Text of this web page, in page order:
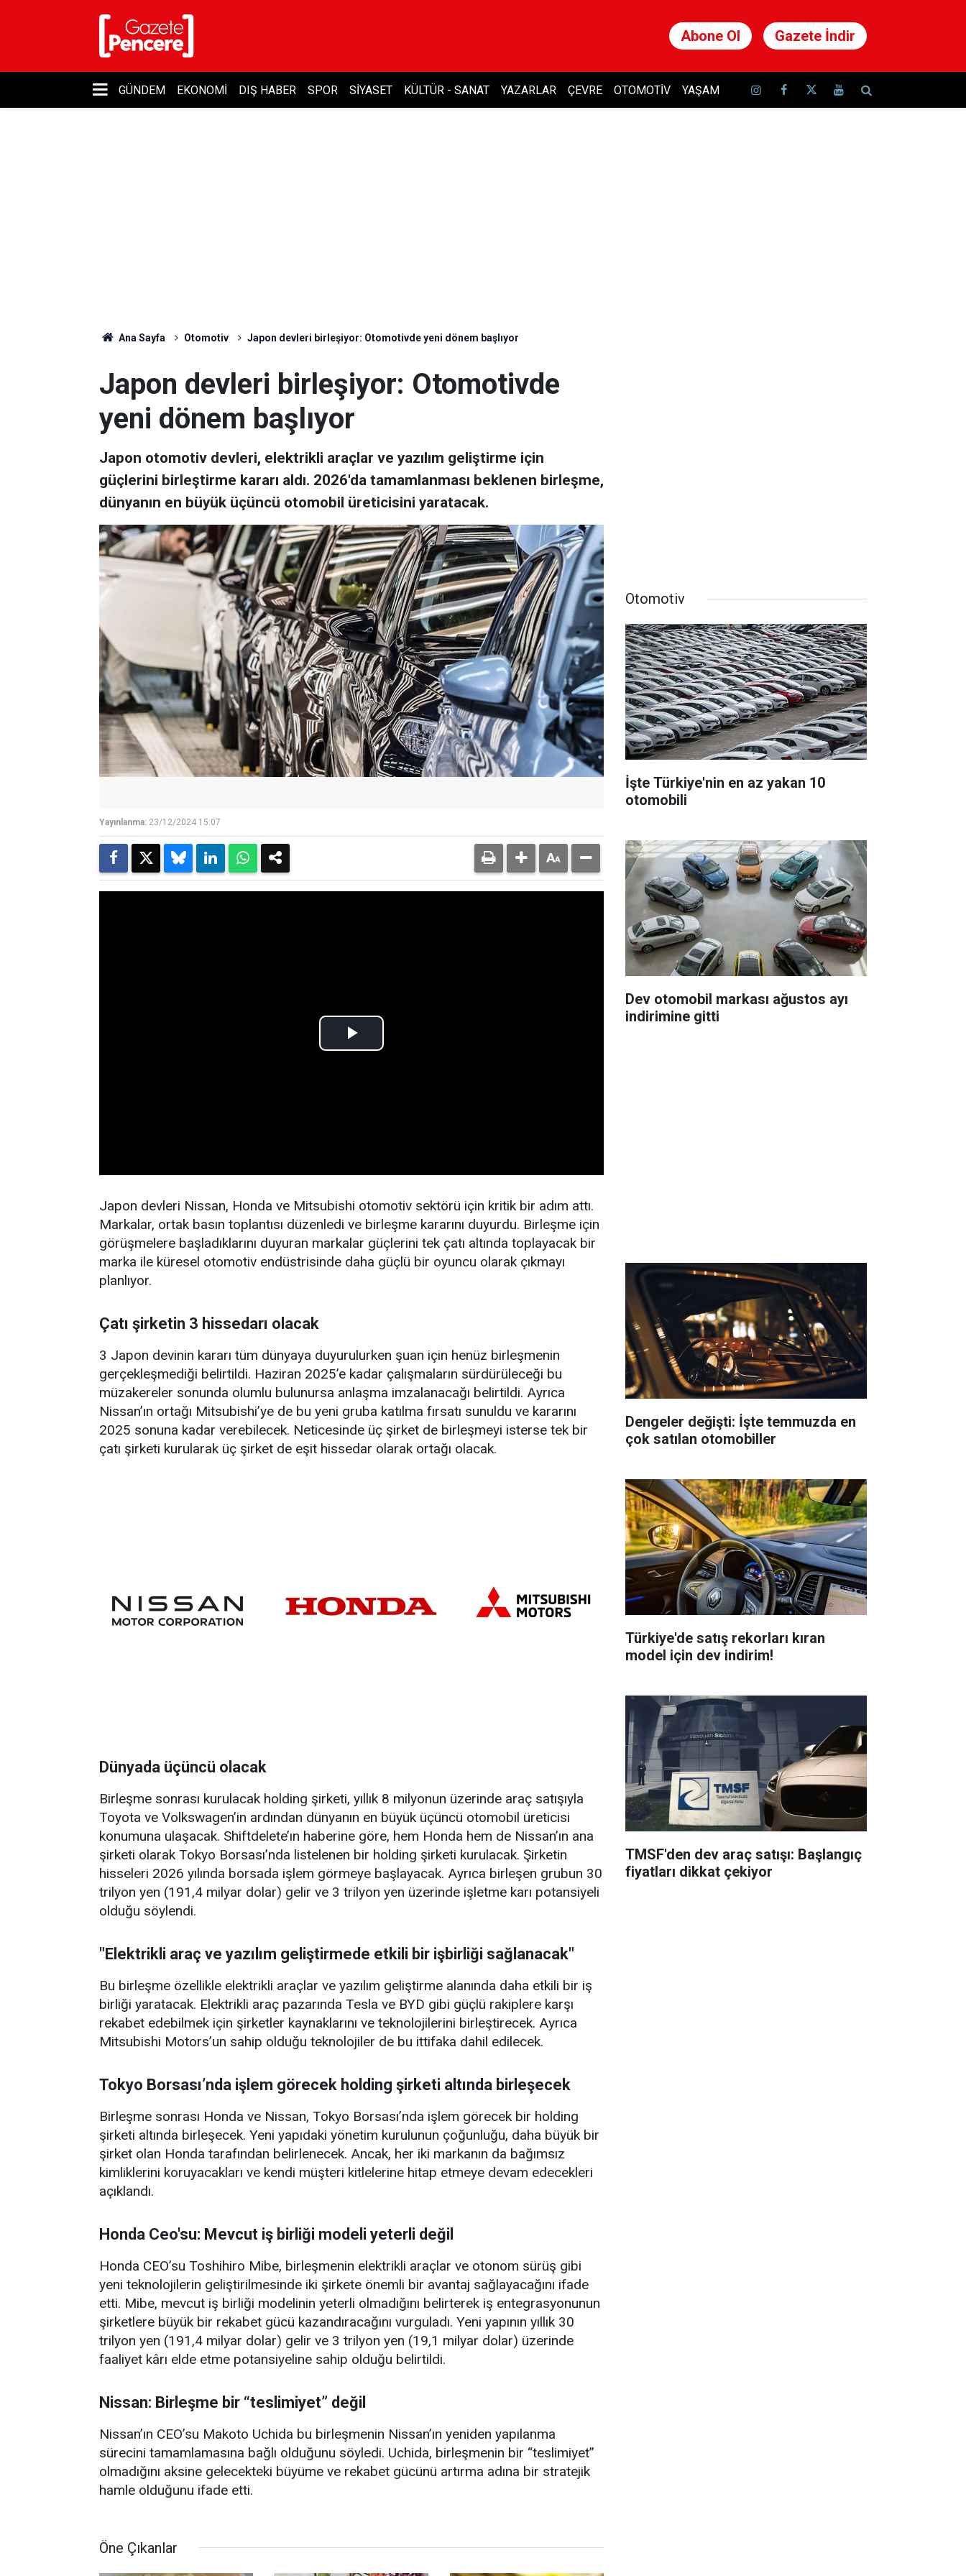
Abone Ol Gazete İndir
GÜNDEM EKONOMI DIŞ HABER SPOR SIYASET KÜLTÜR - SANAT YAZARLAR ÇEVRE OTOMOTIV YAŞAM
Ana Sayfa Otomotiv Japon devleri birleşiyor: Otomotivde yeni dönem başlıyor
Japon devleri birleşiyor: Otomotivde
yeni dönem başlıyor
Japon otomotiv devleri, elektrikli araçlar ve yazılım geliştirme için
güçlerini birleştirme kararı aldı. 2026'da tamamlanması beklenen birleşme,
dünyanın en büyük üçüncü otomobil üreticisini yaratacak.
Yayınlanma: 23/12/2024 15:07
Japon devleri Nissan, Honda ve Mitsubishi otomotiv sektörü için kritik bir adım attı.
Markalar, ortak basın toplantısı düzenledi ve birleşme kararını duyurdu. Birleşme için
görüşmelere başladıklarını duyuran markalar güçlerini tek çatı altında toplayacak bir
marka ile küresel otomotiv endüstrisinde daha güçlü bir oyuncu olarak çıkmayı
planlıyor.
Çatı şirketin 3 hissedarı olacak
3 Japon devinin kararı tüm dünyaya duyurulurken şuan için henüz birleşmenin
gerçekleşmediği belirtildi. Haziran 2025’e kadar çalışmaların sürdürüleceği bu
müzakereler sonunda olumlu bulunursa anlaşma imzalanacağı belirtildi. Ayrıca
Nissan’ın ortağı Mitsubishi’ye de bu yeni gruba katılma fırsatı sunuldu ve kararını
2025 sonuna kadar verebilecek. Neticesinde üç şirket de birleşmeyi isterse tek bir
çatı şirketi kurularak üç şirket de eşit hissedar olarak ortağı olacak.
Dünyada üçüncü olacak
Birleşme sonrası kurulacak holding şirketi, yıllık 8 milyonun üzerinde araç satışıyla
Toyota ve Volkswagen’in ardından dünyanın en büyük üçüncü otomobil üreticisi
konumuna ulaşacak. Shiftdelete’ın haberine göre, hem Honda hem de Nissan’ın ana
şirketi olarak Tokyo Borsası’nda listelenen bir holding şirketi kurulacak. Şirketin
hisseleri 2026 yılında borsada işlem görmeye başlayacak. Ayrıca birleşen grubun 30
trilyon yen (191,4 milyar dolar) gelir ve 3 trilyon yen üzerinde işletme karı potansiyeli
olduğu söylendi.
"Elektrikli araç ve yazılım geliştirmede etkili bir işbirliği sağlanacak"
Bu birleşme özellikle elektrikli araçlar ve yazılım geliştirme alanında daha etkili bir iş
birliği yaratacak. Elektrikli araç pazarında Tesla ve BYD gibi güçlü rakiplere karşı
rekabet edebilmek için şirketler kaynaklarını ve teknolojilerini birleştirecek. Ayrıca
Mitsubishi Motors’un sahip olduğu teknolojiler de bu ittifaka dahil edilecek.
Tokyo Borsası’nda işlem görecek holding şirketi altında birleşecek
Birleşme sonrası Honda ve Nissan, Tokyo Borsası’nda işlem görecek bir holding
şirketi altında birleşecek. Yeni yapıdaki yönetim kurulunun çoğunluğu, daha büyük bir
şirket olan Honda tarafından belirlenecek. Ancak, her iki markanın da bağımsız
kimliklerini koruyacakları ve kendi müşteri kitlelerine hitap etmeye devam edecekleri
açıklandı.
Honda Ceo'su: Mevcut iş birliği modeli yeterli değil
Honda CEO’su Toshihiro Mibe, birleşmenin elektrikli araçlar ve otonom sürüş gibi
yeni teknolojilerin geliştirilmesinde iki şirkete önemli bir avantaj sağlayacağını ifade
etti. Mibe, mevcut iş birliği modelinin yeterli olmadığını belirterek iş entegrasyonunun
şirketlere büyük bir rekabet gücü kazandıracağını vurguladı. Yeni yapının yıllık 30
trilyon yen (191,4 milyar dolar) gelir ve 3 trilyon yen (19,1 milyar dolar) üzerinde
faaliyet kârı elde etme potansiyeline sahip olduğu belirtildi.
Nissan: Birleşme bir “teslimiyet” değil
Nissan’ın CEO’su Makoto Uchida bu birleşmenin Nissan’ın yeniden yapılanma
sürecini tamamlamasına bağlı olduğunu söyledi. Uchida, birleşmenin bir “teslimiyet”
olmadığını aksine gelecekteki büyüme ve rekabet gücünü artırma adına bir stratejik
hamle olduğunu ifade etti.
Öne Çıkanlar
Otomotiv
İşte Türkiye'nin en az yakan 10
otomobili
Dev otomobil markası ağustos ayı
indirimine gitti
Dengeler değişti: İşte temmuzda en
çok satılan otomobiller
Türkiye'de satış rekorları kıran
model için dev indirim!
TMSF'den dev araç satışı: Başlangıç
fiyatları dikkat çekiyor